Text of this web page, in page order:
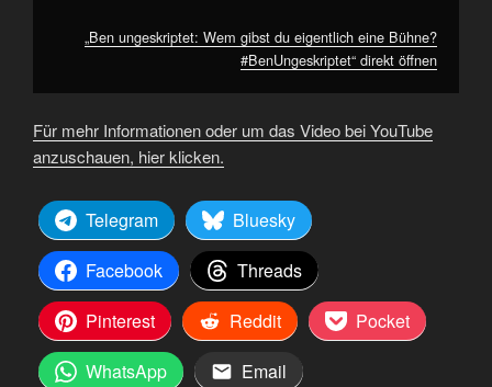
„Ben ungeskriptet: Wem gibst du eigentlich eine Bühne?
#BenUngeskriptet“ direkt öffnen
Für mehr Informationen oder um das Video bei YouTube
anzuschauen, hier klicken.
Telegram
Bluesky
Facebook
Threads
Pinterest
Reddit
Pocket
WhatsApp
Email